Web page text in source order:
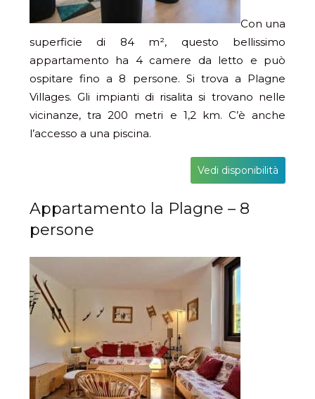
Con una
superficie di 84 m², questo bellissimo
appartamento ha 4 camere da letto e può
ospitare fino a 8 persone. Si trova a Plagne
Villages. Gli impianti di risalita si trovano nelle
vicinanze, tra 200 metri e 1,2 km. C’è anche
l’accesso a una piscina.
Vedi disponibilità
Appartamento la Plagne – 8
persone